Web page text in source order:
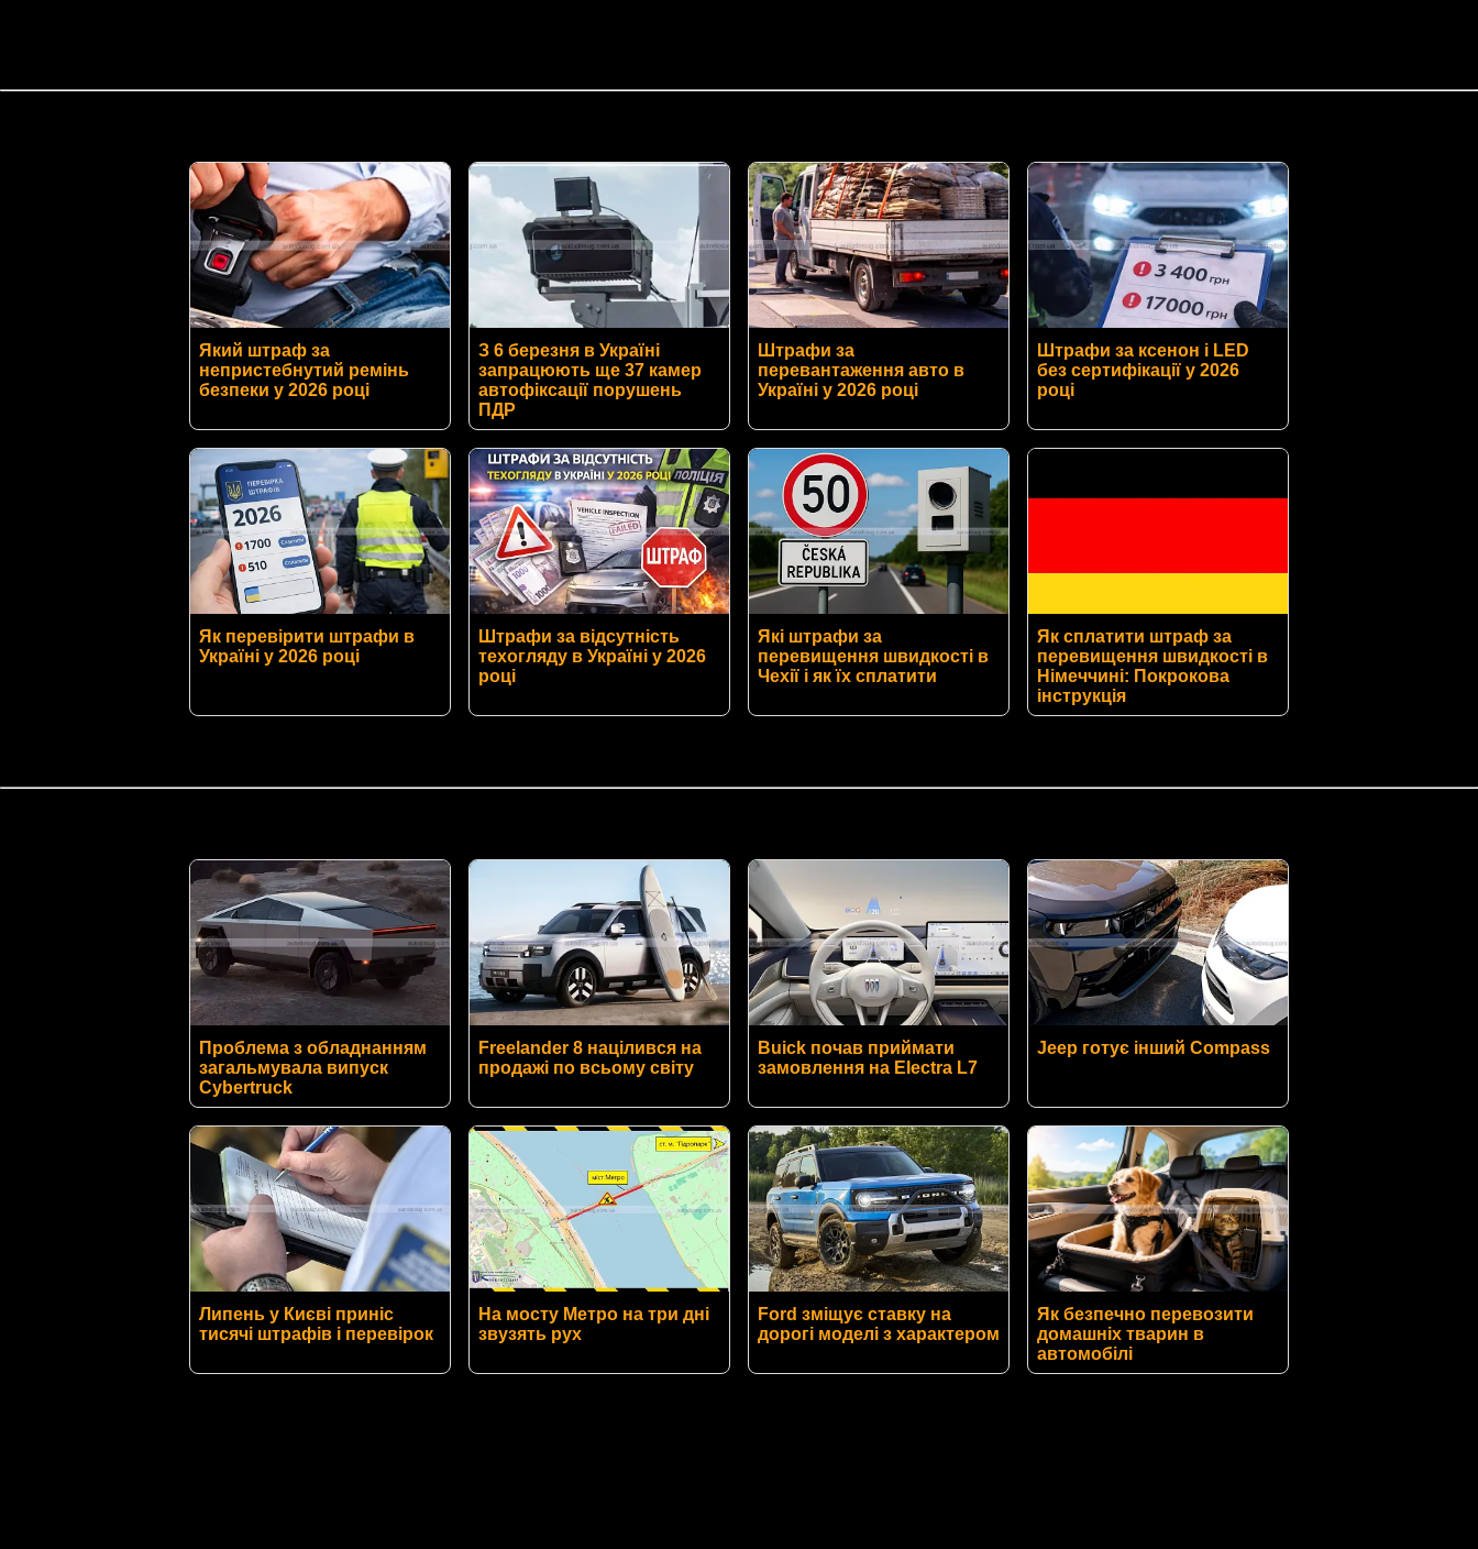
Який штраф за
непристебнутий ремінь
безпеки у 2026 році
З 6 березня в Україні
запрацюють ще 37 камер
автофіксації порушень
ПДР
Штрафи за
перевантаження авто в
Україні у 2026 році
Штрафи за ксенон і LED
без сертифікації у 2026
році
Як перевірити штрафи в
Україні у 2026 році
Штрафи за відсутність
техогляду в Україні у 2026
році
Які штрафи за
перевищення швидкості в
Чехії і як їх сплатити
Як сплатити штраф за
перевищення швидкості в
Німеччині: Покрокова
інструкція
Проблема з обладнанням
загальмувала випуск
Cybertruck
Freelander 8 націлився на
продажі по всьому світу
Buick почав приймати
замовлення на Electra L7
Jeep готує інший Compass
Липень у Києві приніс
тисячі штрафів і перевірок
На мосту Метро на три дні
звузять рух
Ford зміщує ставку на
дорогі моделі з характером
Як безпечно перевозити
домашніх тварин в
автомобілі